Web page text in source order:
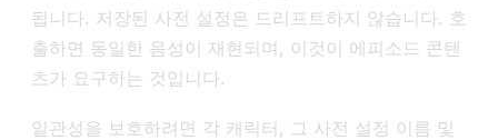
됩니다. 저장된 사전 설정은 드리프트하지 않습니다. 호
출하면 동일한 음성이 재현되며, 이것이 에피소드 콘텐
츠가 요구하는 것입니다.
일관성을 보호하려면 각 캐릭터, 그 사전 설정 이름 및